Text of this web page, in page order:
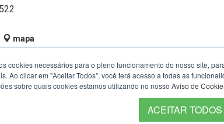
mapa
cookies necessários para o pleno funcionamento do nosso site,
Ao clicar em "Aceitar Todos", você terá acesso a todas as
sobre quais cookies estamos utilizando no nosso Aviso de
ACEITAR TODOS